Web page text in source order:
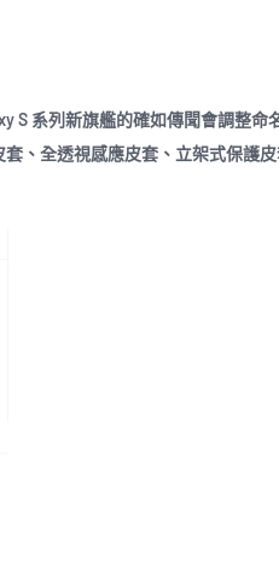
S 系列新旗艦的確如傳聞會調整命
套、全透視感應皮套、立架式保護